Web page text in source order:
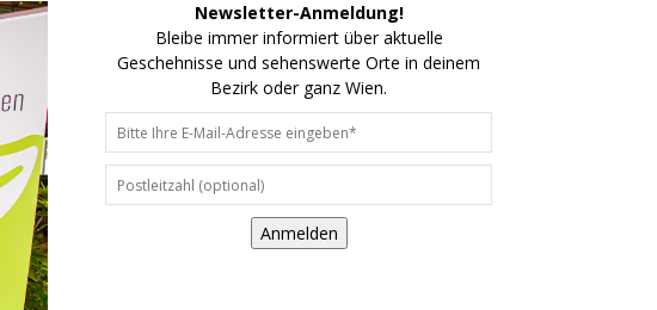
Newsletter-Anmeldung!
Bleibe immer informiert über aktuelle
Geschehnisse und sehenswerte Orte in deinem
Bezirk oder ganz Wien.
Anmelden